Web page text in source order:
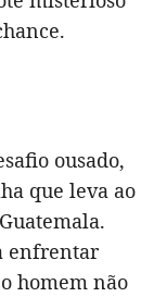
ousado,
que leva ao
enfrentar
homem não